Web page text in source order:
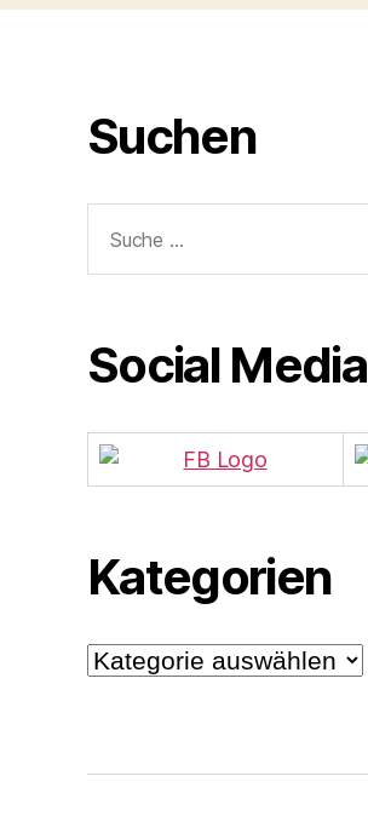
Suchen
nach:
Social Media
Kategorien
Kategorien